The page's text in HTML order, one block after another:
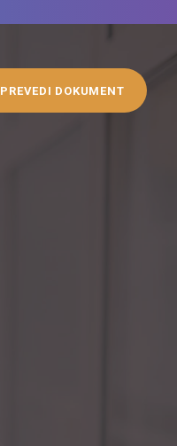
PREVEDI DOKUMENT